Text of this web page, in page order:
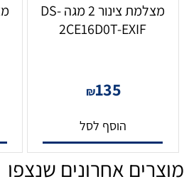
מצלמת צינור 2 מגה DS-
2CE16D0T-EXIF
₪135
הוסף לסל
מוצרים אחרונים שנצפו